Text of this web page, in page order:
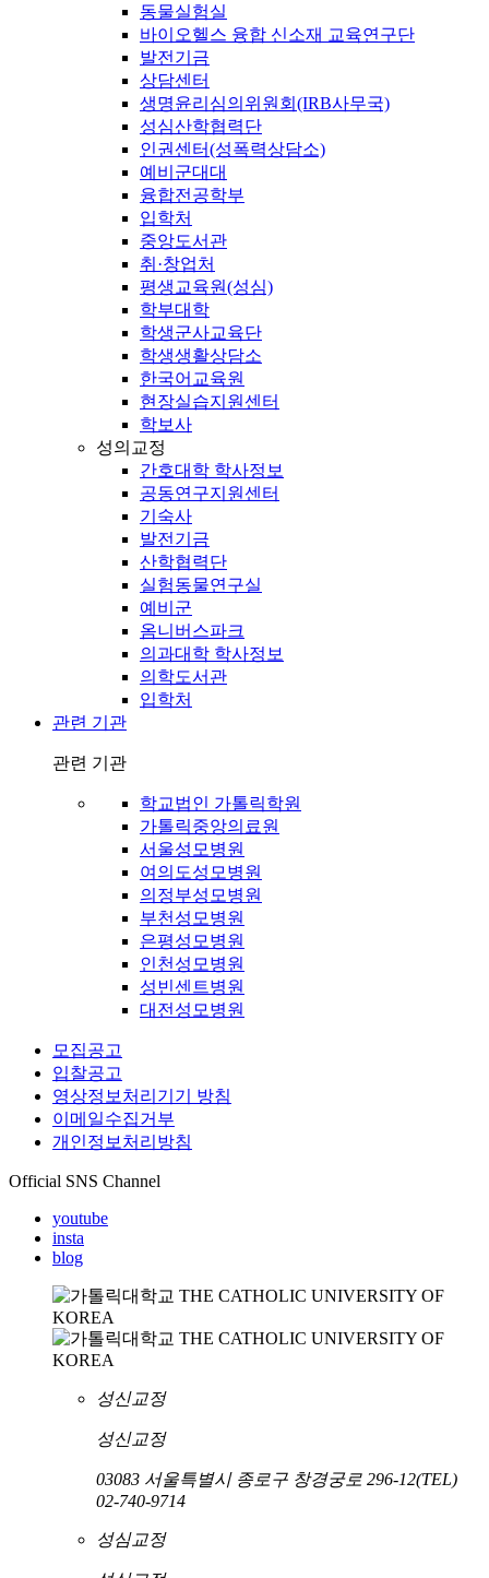
동물실험실
바이오헬스 융합 신소재 교육연구단
발전기금
상담센터
생명윤리심의위원회(IRB사무국)
성심산학협력단
인권센터(성폭력상담소)
예비군대대
융합전공학부
입학처
중앙도서관
취·창업처
평생교육원(성심)
학부대학
학생군사교육단
학생생활상담소
한국어교육원
현장실습지원센터
학보사
성의교정
간호대학 학사정보
공동연구지원센터
기숙사
발전기금
산학협력단
실험동물연구실
예비군
옴니버스파크
의과대학 학사정보
의학도서관
입학처
관련 기관
관련 기관
학교법인 가톨릭학원
가톨릭중앙의료원
서울성모병원
여의도성모병원
의정부성모병원
부천성모병원
은평성모병원
인천성모병원
성빈센트병원
대전성모병원
모집공고
입찰공고
영상정보처리기기 방침
이메일수집거부
개인정보처리방침
Official SNS Channel
youtube
insta
blog
성신교정
성신교정
03083 서울특별시 종로구 창경궁로 296-12(TEL)
02-740-9714
성심교정